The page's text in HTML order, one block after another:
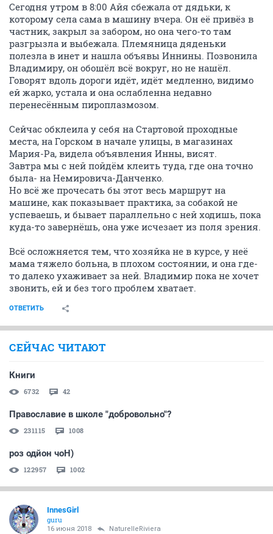
Сегодня утром в 8:00 Айя сбежала от дядьки, к
которому села сама в машину вчера. Он её привёз в
частник, закрыл за забором, но она чего-то там
разгрызла и выбежала. Племяница дяденьки
полезла в инет и нашла объявы Иннины. Позвонила
Владимиру, он обошёл всё вокруг, но не нашёл.
Говорят вдоль дороги идёт, идёт медленно, видимо
ей жарко, устала и она ослабленна недавно
перенесённым пироплазмозом.
Сейчас обклеила у себя на Стартовой проходные
места, на Горском в начале улицы, в магазинах
Мария-Ра, видела объявления Инны, висят.
Завтра мы с ней пойдём клеить туда, где она точно
была- на Немировича-Данченко.
Но всё же прочесать бы этот весь маршрут на
машине, как показывает практика, за собакой не
успеваешь, и бывает параллельно с ней ходишь, пока
куда-то завернёшь, она уже исчезает из поля зрения.
Всё осложняется тем, что хозяйка не в курсе, у неё
мама тяжело больна, в плохом состоянии, и она где-
то далеко ухаживает за ней. Владимир пока не хочет
звонить, ей и без того проблем хватает.
ОТВЕТИТЬ
СЕЙЧАС ЧИТАЮТ
Книги
6732 42
Православие в школе "добровольно"?
231115 1008
роз одйон чоН)
122957 1002
InnesGirl
guru
16 июня 2018 NaturelleRiviera